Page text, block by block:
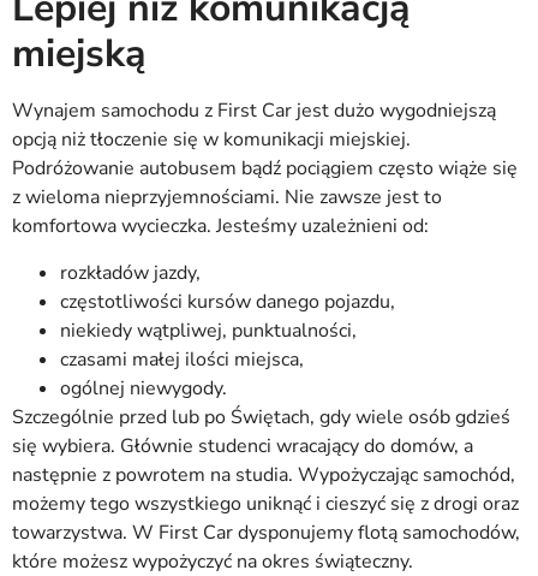
miejską
Wynajem samochodu z First Car jest dużo wygodniejszą
opcją niż tłoczenie się w komunikacji miejskiej.
Podróżowanie autobusem bądź pociągiem często wiąże się
z wieloma nieprzyjemnościami. Nie zawsze jest to
komfortowa wycieczka. Jesteśmy uzależnieni od:
rozkładów jazdy,
częstotliwości kursów danego pojazdu,
niekiedy wątpliwej, punktualności,
czasami małej ilości miejsca,
ogólnej niewygody.
Szczególnie przed lub po Świętach, gdy wiele osób gdzieś
się wybiera. Głównie studenci wracający do domów, a
następnie z powrotem na studia. Wypożyczając samochód,
możemy tego wszystkiego uniknąć i cieszyć się z drogi oraz
towarzystwa. W First Car dysponujemy flotą samochodów,
które możesz wypożyczyć na okres świąteczny.